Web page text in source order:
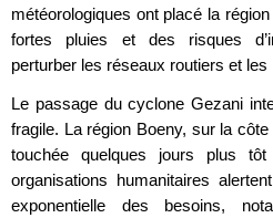
météorologiques ont placé la
fortes pluies et des risques
perturber les réseaux routiers et
Le passage du cyclone Gezani
fragile. La région Boeny, sur la
touchée quelques jours plus
organisations humanitaires
exponentielle des besoins,